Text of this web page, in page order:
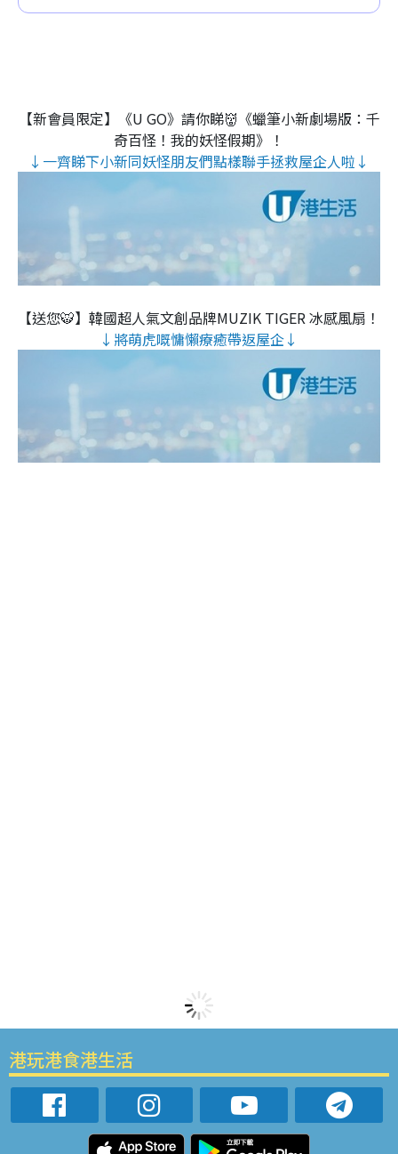
【新會員限定】《U GO》請你睇👹《蠟筆小新劇場版：千
奇百怪！我的妖怪假期》！
↓一齊睇下小新同妖怪朋友們點樣聯手拯救屋企人啦↓
【送您🐯】韓國超人氣文創品牌MUZIK TIGER 冰感風扇！
↓將萌虎嘅慵懶療癒帶返屋企↓
港玩港食港生活